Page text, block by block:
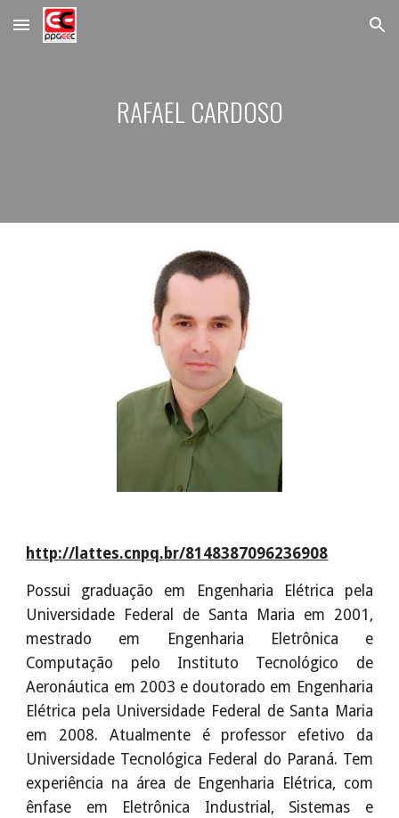
Skip to main content Skip to navigation
RAFAEL CARDOSO
http://lattes.cnpq.br/8148387096236908
Possui graduação em Engenharia Elétrica pela
Universidade Federal de Santa Maria em 2001,
mestrado em Engenharia Eletrônica e
Computação pelo Instituto Tecnológico de
Aeronáutica em 2003 e doutorado em Engenharia
Elétrica pela Universidade Federal de Santa Maria
em 2008. Atualmente é professor efetivo da
Universidade Tecnológica Federal do Paraná. Tem
experiência na área de Engenharia Elétrica, com
ênfase em Eletrônica Industrial, Sistemas e